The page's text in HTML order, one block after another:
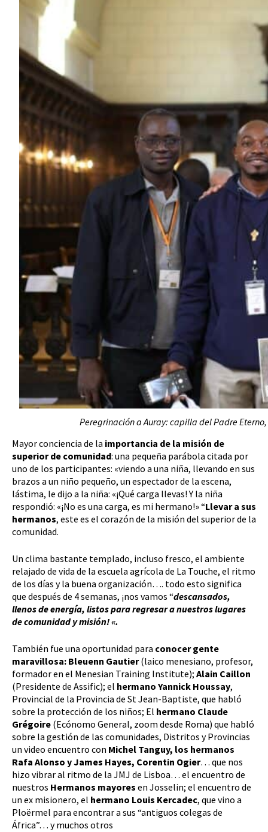
Peregrinación a Auray: capilla del Padre
Mayor conciencia de la importancia de la misión de
superior de comunidad: una pequeña parábola citada por
uno de los participantes: «viendo a una niña, llevando en sus
brazos a un niño pequeño, un espectador de la escena,
lástima, le dijo a la niña: «¡Qué carga llevas! Y la niña
respondió: «¡No es una carga, es mi hermano!» “Llevar a sus
hermanos, este es el corazón de la misión del superior de la
comunidad.
Un clima bastante templado, incluso fresco, el ambiente
relajado de vida de la escuela agrícola de La Touche, el ritmo
de los días y la buena organización…. todo esto significa
que después de 4 semanas, ¡nos vamos “descansados,
llenos de energía, listos para regresar a nuestros lugares
de comunidad y misión! «.
También fue una oportunidad para conocer gente
maravillosa: Bleuenn Gautier(laico menesiano, profesor,
formador en el Menesian Training Institute); Alain Caillon
(Presidente de Assific); el hermano Yannick Houssay,
Provincial de la Provincia de St Jean-Baptiste, que habló
sobre la protección de los niños; El hermano Claude
Grégoire (Ecónomo General, zoom desde Roma) que habló
sobre la gestión de las comunidades, Distritos y Provincias
un video encuentro con Michel Tanguy, los hermanos
Rafa Alonso y James Hayes, Corentin Ogier… que nos
hizo vibrar al ritmo de la JMJ de Lisboa… el encuentro de
nuestros Hermanos mayores en Josselin; el encuentro de
un ex misionero, el hermano Louis Kercadec, que vino a
Ploërmel para encontrar a sus “antiguos colegas de
África”… y muchos otros